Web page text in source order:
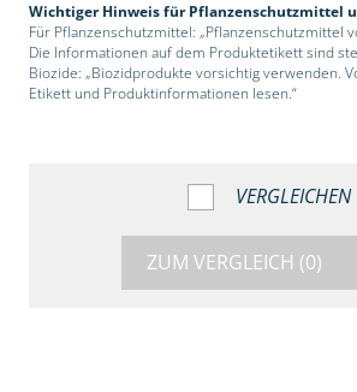
Wichtiger Hinweis für Pflanzenschutzmittel
Für Pflanzenschutzmittel: „Pflanzenschutzmittel
Die Informationen auf dem Produktetikett sind
Biozide: „Biozidprodukte vorsichtig verwenden.
Etikett und Produktinformationen lesen.“
VERGLEICHEN
ZUM VERGLEICH (0)